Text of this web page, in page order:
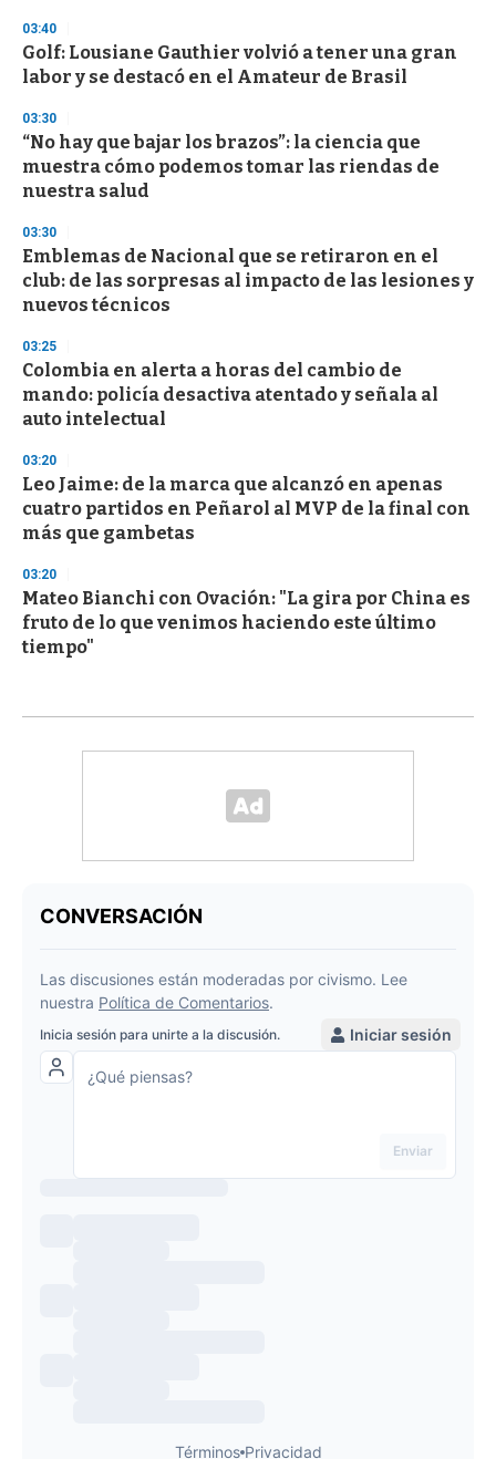
s
03:40
Golf: Lousiane Gauthier volvió a tener una gran
labor y se destacó en el Amateur de Brasil
03:30
“No hay que bajar los brazos”: la ciencia que
muestra cómo podemos tomar las riendas de
nuestra salud
03:30
Emblemas de Nacional que se retiraron en el
club: de las sorpresas al impacto de las lesiones y
nuevos técnicos
03:25
Colombia en alerta a horas del cambio de
mando: policía desactiva atentado y señala al
auto intelectual
03:20
Leo Jaime: de la marca que alcanzó en apenas
cuatro partidos en Peñarol al MVP de la final con
más que gambetas
03:20
Mateo Bianchi con Ovación: "La gira por China es
fruto de lo que venimos haciendo este último
tiempo"